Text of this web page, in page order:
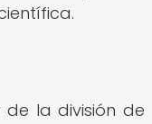
la división de